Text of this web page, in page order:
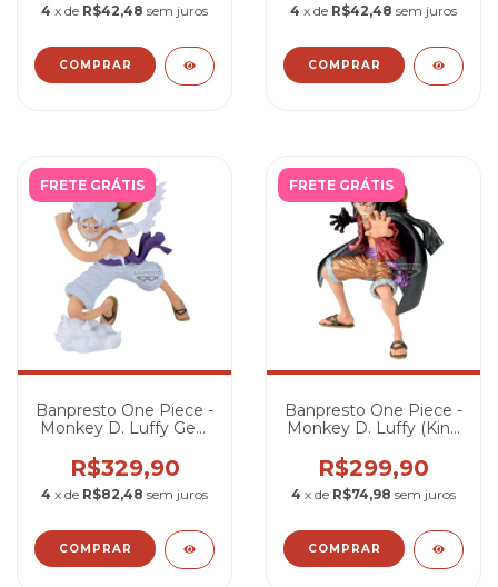
4 x de R$42,48 sem juros 4 x de R$42,48 sem juros
FRETE GRÁTIS
Banpresto One Piece -
Monkey D. Luffy Gear
R$329,90
4 x de R$82,48 sem juros
FRETE GRÁTIS
Banpresto One Piece -
Monkey D. Luffy (King
Version)
R$299,90
4 x de R$74,98 sem juros